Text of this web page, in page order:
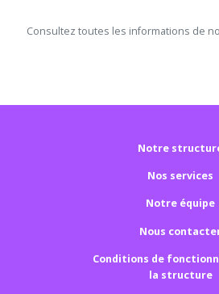
Notre
Nos services
Notre équipe
Nous
Conditions de
la structure